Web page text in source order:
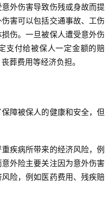
外伤害导致伤残或身故而提
害可以包括交通事故、工伤
伤。一旦被保人遭受意外伤
支付给被保人一定金额的赔
葬费用等经济负担。
障被保人的健康和安全，但
疾病所带来的经济风险，例
外险主要关注因为意外伤害
险，例如医药费用、残疾赔